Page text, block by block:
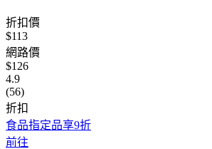
折扣價
$113
網路價
$126
4.9
(56)
折扣
食品指定品享9折
前往